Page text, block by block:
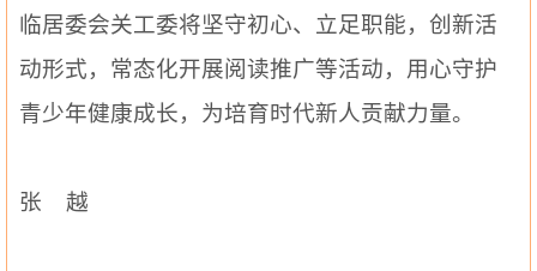
临居委会关工委将坚守初心、立足职能，创新活
动形式，常态化开展阅读推广等活动，用心守护
青少年健康成长，为培育时代新人贡献力量。
张 越